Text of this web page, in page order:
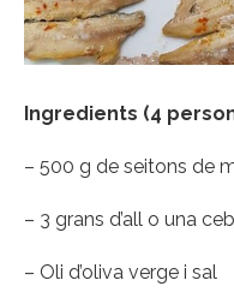
Ingredients (4
– 500 g de seitons de
– 3 grans d’all o una
– Oli d’oliva verge i sal